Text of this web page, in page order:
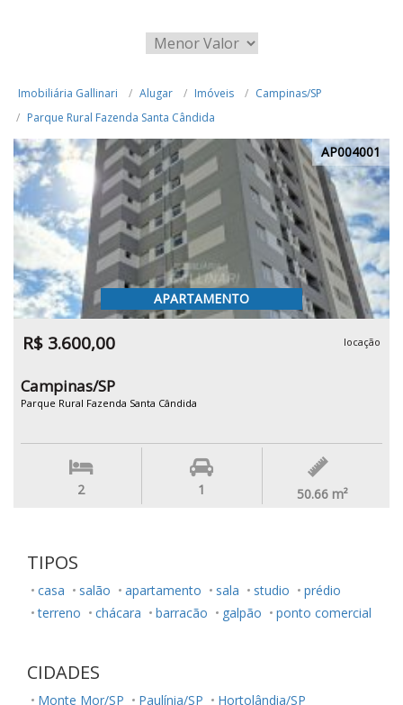
Imobiliária Gallinari Alugar Imóveis
Campinas/SP
Parque Rural Fazenda Santa Cândida
AP004001
APARTAMENTO
R$ 3.600,00 locação
Campinas/SP
Parque Rural Fazenda Santa Cândida
2 1 50.66 m²
TIPOS
casa salão apartamento sala studio
prédio
terreno
chácara barracão galpão ponto comercial
CIDADES
Monte Mor/SP Paulínia/SP
Hortolândia/SP